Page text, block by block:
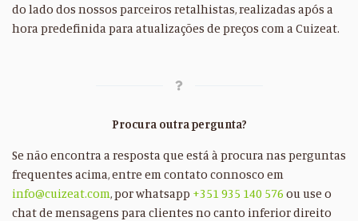
do lado dos nossos parceiros retalhistas, realizadas após a
hora predefinida para atualizações de preços com a Cuizeat.
Procura outra pergunta?
Se não encontra a resposta que está à procura nas perguntas
frequentes acima, entre em contato connosco em
info@cuizeat.com, por whatsapp +351 935 140 576 ou use o
chat de mensagens para clientes no canto inferior direito